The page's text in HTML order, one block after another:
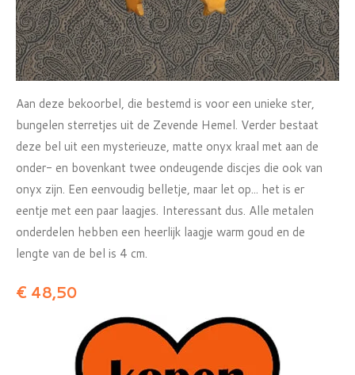
Aan deze bekoorbel, die bestemd is voor een unieke ster,
bungelen sterretjes uit de Zevende Hemel. Verder bestaat
deze bel uit een mysterieuze, matte onyx kraal met aan de
onder- en bovenkant twee ondeugende discjes die ook van
onyx zijn. Een eenvoudig belletje, maar let op... het is er
eentje met een paar laagjes. Interessant dus. Alle metalen
onderdelen hebben een heerlijk laagje warm goud en de
lengte van de bel is 4 cm.
€ 48,50